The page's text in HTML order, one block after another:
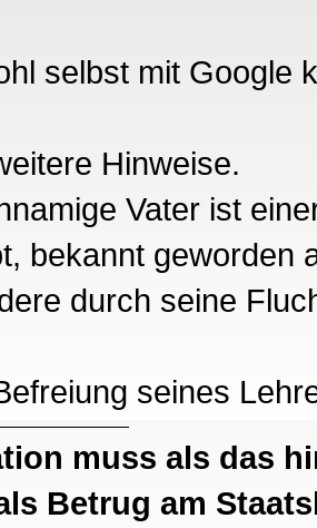
selbst mit Google
Hinweise.
Vater ist
bekannt geworden
durch seine
seines
muss als das
Betrug am